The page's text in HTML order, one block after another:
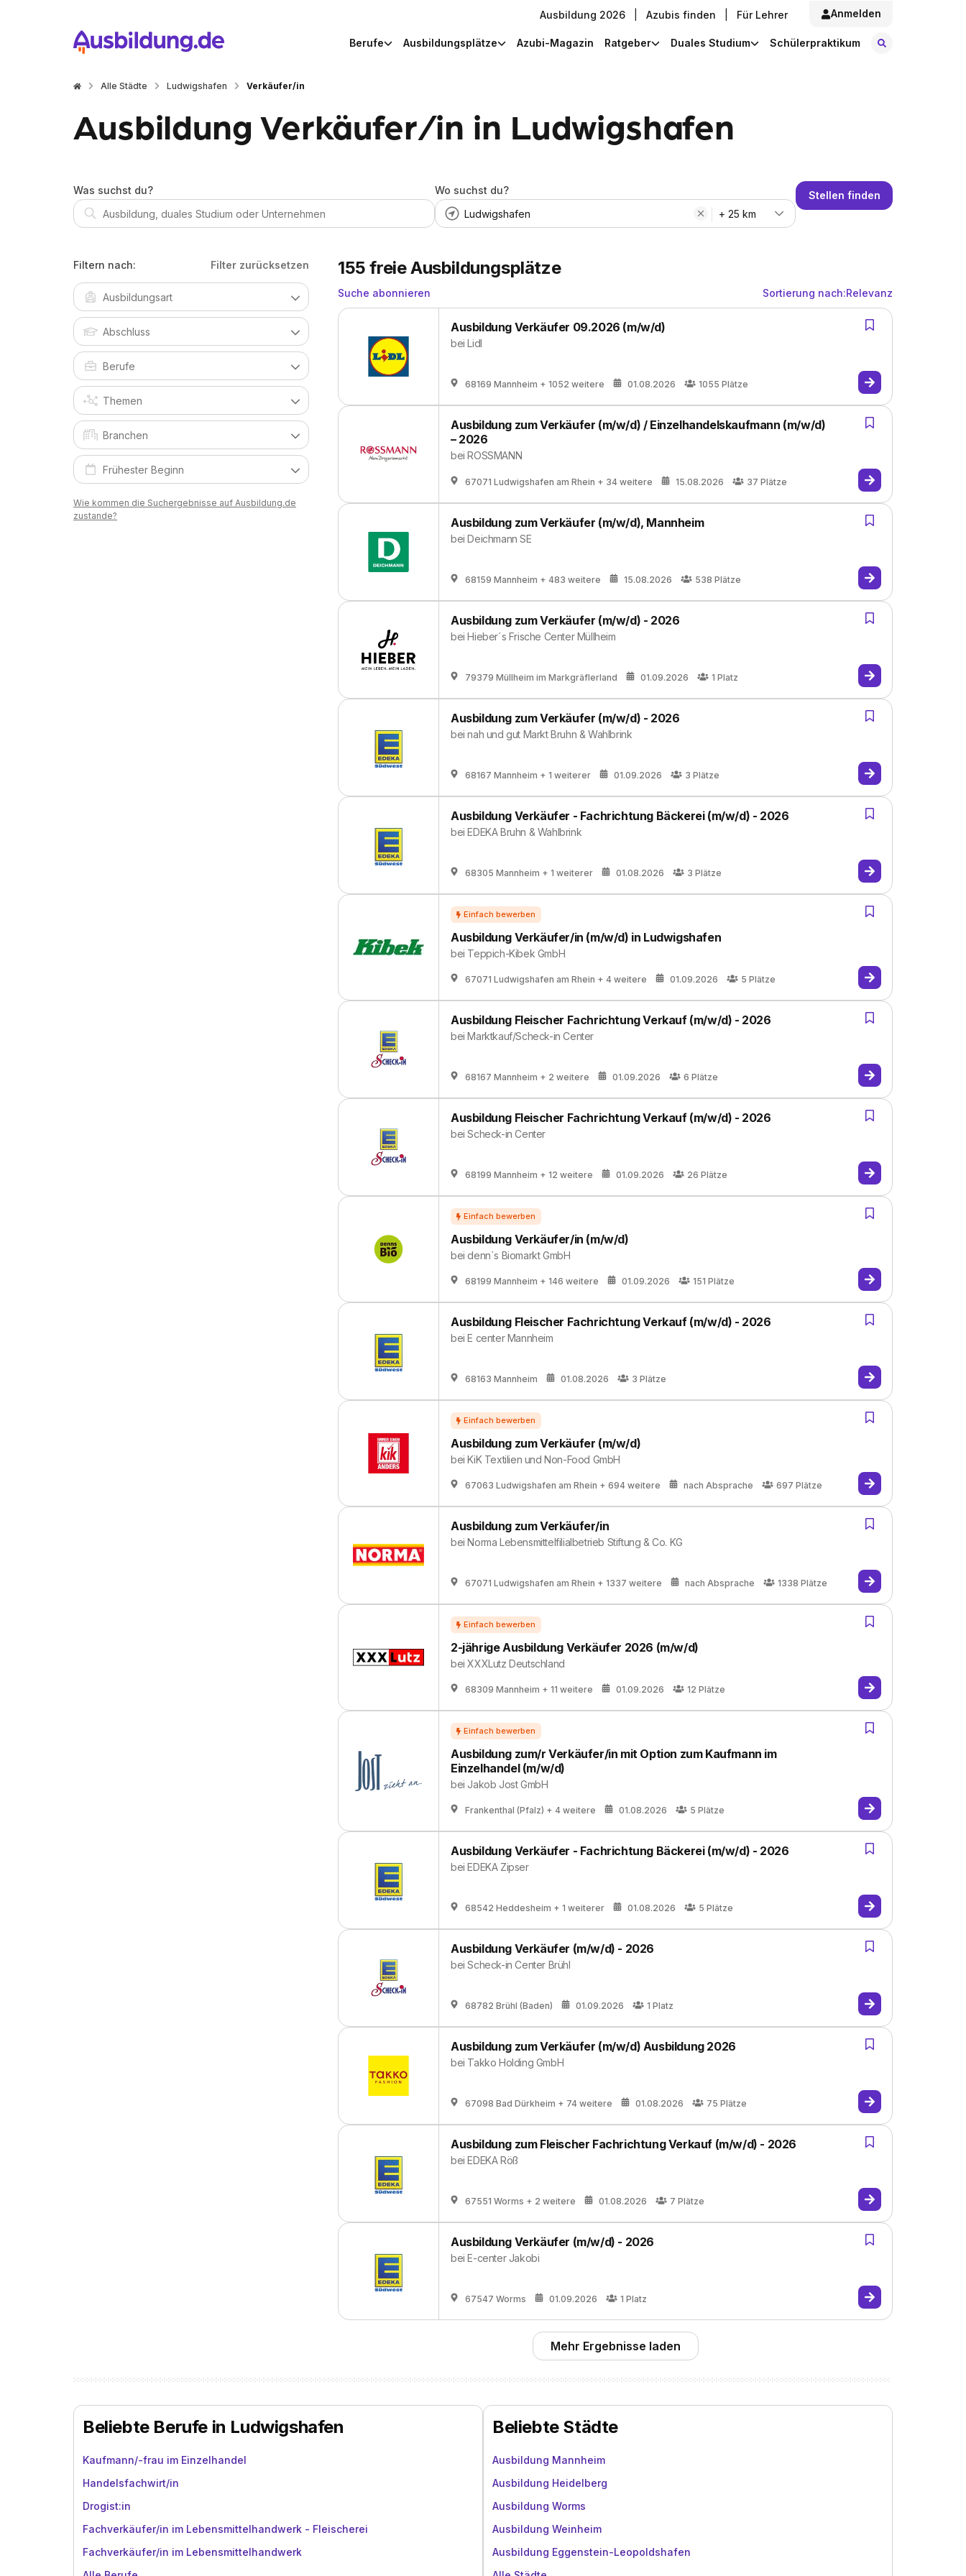
Ausbildung 2026 Azubis finden Für Lehrer Anmelden
Berufe Ausbildungsplätze Azubi-Magazin Ratgeber Duales Studium Schülerpraktikum
Alle Städte Ludwigshafen Verkäufer/in
Ausbildung Verkäufer/in in Ludwigshafen
Was suchst du?
Wo suchst du?
+ 25 km
Stellen finden
Filtern nach: Filter zurücksetzen
Wie kommen die Suchergebnisse auf Ausbildung.de
zustande?
155 freie Ausbildungsplätze
Suche abonnieren Sortierung nach:Relevanz
Ausbildung Verkäufer 09.2026 (m/w/d)
beiLidl
68169 Mannheim + 1052 weitere 01.08.2026 1055 Plätze
Ausbildung zum Verkäufer (m/w/d) / Einzelhandelskaufmann (m/w/d)
– 2026
beiROSSMANN
67071 Ludwigshafen am Rhein + 34 weitere 15.08.2026 37 Plätze
Ausbildung zum Verkäufer (m/w/d), Mannheim
beiDeichmann SE
68159 Mannheim + 483 weitere 15.08.2026 538 Plätze
Ausbildung zum Verkäufer (m/w/d) - 2026
beiHieber´s Frische Center Müllheim
79379 Müllheim im Markgräflerland 01.09.2026 1 Platz
Ausbildung zum Verkäufer (m/w/d) - 2026
beinah und gut Markt Bruhn & Wahlbrink
68167 Mannheim + 1 weiterer 01.09.2026 3 Plätze
Ausbildung Verkäufer - Fachrichtung Bäckerei (m/w/d) - 2026
beiEDEKA Bruhn & Wahlbrink
68305 Mannheim + 1 weiterer 01.08.2026 3 Plätze
Ausbildung Verkäufer/in (m/w/d) in Ludwigshafen
bei Teppich-Kibek GmbH
67071 Ludwigshafen am Rhein + 4 weitere 01.09.2026 5 Plätze
Ausbildung Fleischer Fachrichtung Verkauf (m/w/d) - 2026
beiMarktkauf/Scheck-in Center
68167 Mannheim + 2 weitere 01.09.2026 6 Plätze
Ausbildung Fleischer Fachrichtung Verkauf (m/w/d) - 2026
beiScheck-in Center
68199 Mannheim + 12 weitere 01.09.2026 26 Plätze
Ausbildung Verkäufer/in (m/w/d)
beidenn`s Biomarkt GmbH
68199 Mannheim + 146 weitere 01.09.2026 151 Plätze
Ausbildung Fleischer Fachrichtung Verkauf (m/w/d) - 2026
beiE center Mannheim
68163 Mannheim 01.08.2026 3 Plätze
Ausbildung zum Verkäufer (m/w/d)
beiKiK Textilien und Non-Food GmbH
67063 Ludwigshafen am Rhein + 694 weitere nach Absprache 697 Plätze
Ausbildung zum Verkäufer/in
beiNorma Lebensmittelfilialbetrieb Stiftung & Co. KG
67071 Ludwigshafen am Rhein + 1337 weitere nach Absprache 1338 Plätze
2-jährige Ausbildung Verkäufer 2026 (m/w/d)
beiXXXLutz Deutschland
68309 Mannheim + 11 weitere 01.09.2026 12 Plätze
Ausbildung zum/r Verkäufer/in mit Option zum Kaufmann im
Einzelhandel (m/w/d)
bei Jakob Jost GmbH
Frankenthal (Pfalz) + 4 weitere 01.08.2026 5 Plätze
Ausbildung Verkäufer - Fachrichtung Bäckerei (m/w/d) - 2026
beiEDEKA Zipser
68542 Heddesheim + 1 weiterer 01.08.2026 5 Plätze
Ausbildung Verkäufer (m/w/d) - 2026
beiScheck-in Center Brühl
68782 Brühl (Baden) 01.09.2026 1 Platz
Ausbildung zum Verkäufer (m/w/d) Ausbildung 2026
bei Takko Holding GmbH
67098 Bad Dürkheim + 74 weitere 01.08.2026 75 Plätze
Ausbildung zum Fleischer Fachrichtung Verkauf (m/w/d) - 2026
beiEDEKA Röß
67551 Worms + 2 weitere 01.08.2026 7 Plätze
Ausbildung Verkäufer (m/w/d) - 2026
beiE-center Jakobi
67547 Worms 01.09.2026 1 Platz
Mehr Ergebnisse laden
Beliebte Berufe in Ludwigshafen
Kaufmann/-frau im Einzelhandel
Handelsfachwirt/in
Drogist:in
Fachverkäufer/in im Lebensmittelhandwerk - Fleischerei
Fachverkäufer/in im Lebensmittelhandwerk
Beliebte Städte
Ausbildung Mannheim
Ausbildung Heidelberg
Ausbildung Worms
Ausbildung Weinheim
Ausbildung Eggenstein-Leopoldshafen